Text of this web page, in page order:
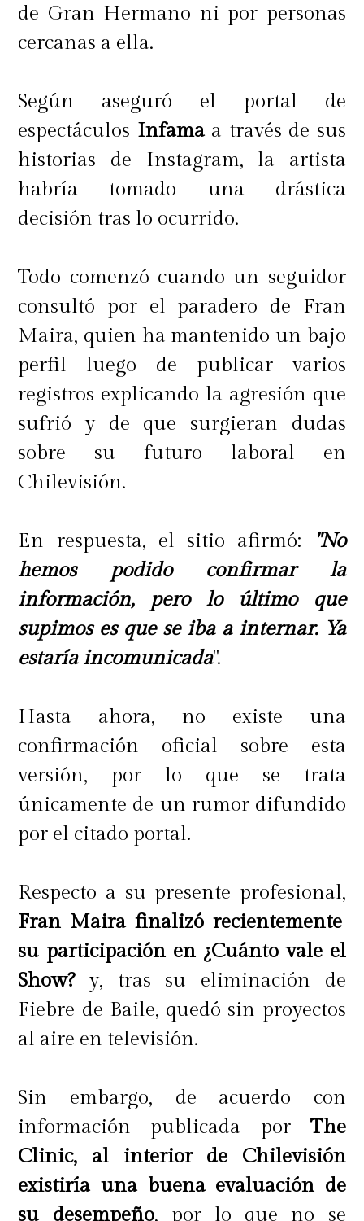
de Gran Hermano ni por personas
cercanas a ella.
Según aseguró el portal de
espectáculos Infamaa través de sus
historias de Instagram, la artista
habría tomado una drástica
decisión tras lo ocurrido.
Todo comenzó cuando un seguidor
consultó por el paradero de Fran
Maira, quien ha mantenido un bajo
perfil luego de publicar varios
registros explicando la agresión que
sufrió y de que surgieran dudas
sobre su futuro laboral en
Chilevisión.
En respuesta, el sitio afirmó:
"No
hemos podido confirmar la
información, pero lo último que
supimos es que se iba a internar. Ya
estaría incomunicada".
Hasta ahora, no existe una
confirmación oficial sobre esta
versión, por lo que se trata
únicamente de un rumor difundido
por el citado portal.
Respecto a su presente profesional,
Fran Maira finalizó recientemente
su participación en ¿Cuánto vale el
Show?y, tras su eliminación de
Fiebre de Baile, quedó sin proyectos
al aire en televisión.
Sin embargo, de acuerdo con
información publicada por The
Clinic, al interior de Chilevisión
existiría una buena evaluación de
su desempeño, por lo que no se